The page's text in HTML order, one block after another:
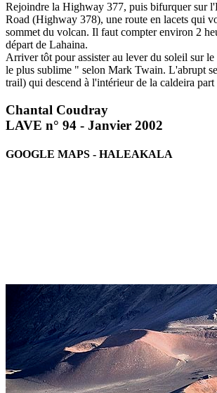
Rejoindre la Highway 377, puis bifurquer sur
Road (Highway 378), une route en lacets qui
sommet du volcan. Il faut compter environ 2
départ de Lahaina.
Arriver tôt pour assister au lever du soleil sur le
le plus sublime " selon Mark Twain. L'abrupt
trail) qui descend à l'intérieur de la caldeira
Chantal Coudray
LAVE n° 94 - Janvier 2002
GOOGLE MAPS - HALEAKALA